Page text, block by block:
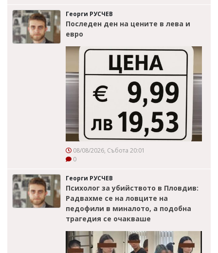
Георги РУСЧЕВ
Последен ден на цените в лева и
евро
08/08/2026, Събота 20:01
0
Георги РУСЧЕВ
Психолог за убийството в Пловдив:
Радвахме се на ловците на
педофили в миналото, а подобна
трагедия се очакваше